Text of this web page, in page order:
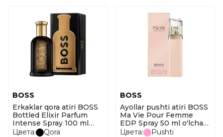
BOSS
Erkaklar qora atiri BOSS
Bottled Elixir Parfum
Intense Spray 100 ml
o'lcham 100ml
Цвета:
Qora
BOSS
Ayollar pushti atiri BOSS
Ma Vie Pour Femme
EDP Spray 50 ml o'lcham
50ml
Цвета:
Pushti